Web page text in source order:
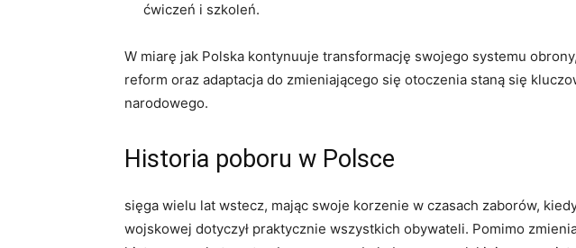
ćwiczeń i szkoleń.
W miarę jak Polska kontynuuje transformację swojego systemu
reform oraz adaptacja do zmieniającego się otoczenia staną się
narodowego.
Historia poboru w Polsce
sięga wielu lat wstecz, mając swoje korzenie w czasach zaborów,
wojskowej dotyczył praktycznie wszystkich obywateli. Pomimo